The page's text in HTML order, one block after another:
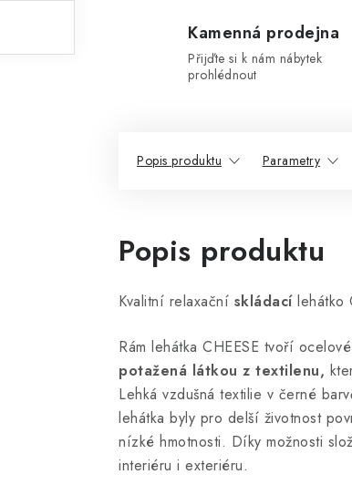
Kamenná prodejna
Přijďte si k nám nábytek
prohlédnout
Popis produktu Parametry
Popis produktu
Kvalitní relaxační skládacílehátko
Rám lehátka CHEESE tvoří
potažená látkou z textilenu,
Lehká vzdušná textilie v černé
lehátka byly pro delší životnost
nízké hmotnosti. Díky možnosti
interiéru i exteriéru.